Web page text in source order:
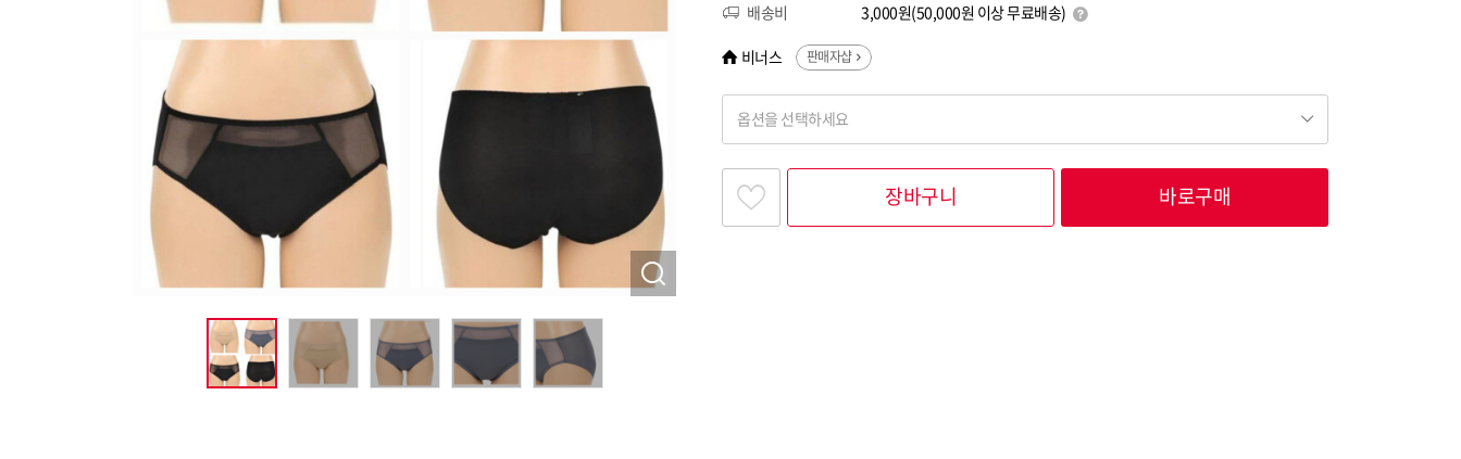
배송비
3,000원(50,000원 이상 무료배송)
비너스 판매자샵
옵션을 선택하세요
찾고싶은 옵션명을 입력해 주세요
옵션명 1
장바구니 바로구매